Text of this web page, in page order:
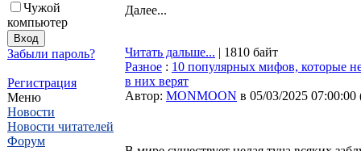
Чужой
компьютер
Забыли пароль?
Регистрация
Меню
Новости
Новости читателей
Форум
Далее...
Читать дальше... | 1810 байт
Разное : 10 популярных мифов, которые
в них верят
Автор: MONMOON в 05/03/2025 07:00:00